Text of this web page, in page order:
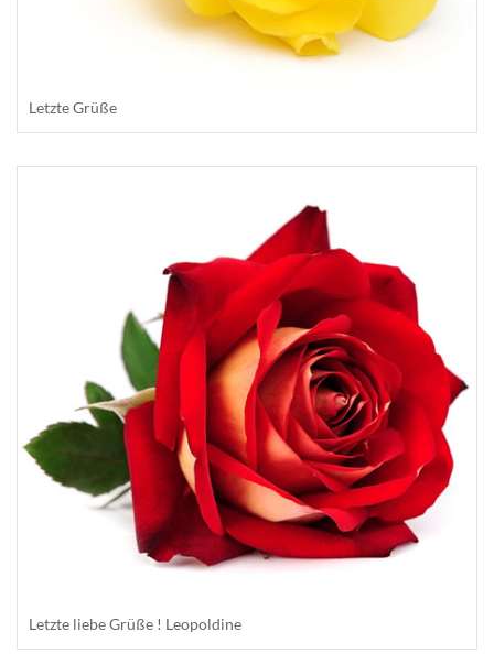
Letzte Grüße
Letzte liebe Grüße ! Leopoldine